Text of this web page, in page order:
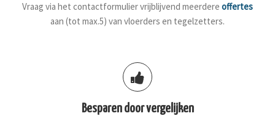
Vraag via het contactformulier vrijblijvend meerdere offertes
aan (tot max.5) van vloerders en tegelzetters.
Besparen door vergelijken